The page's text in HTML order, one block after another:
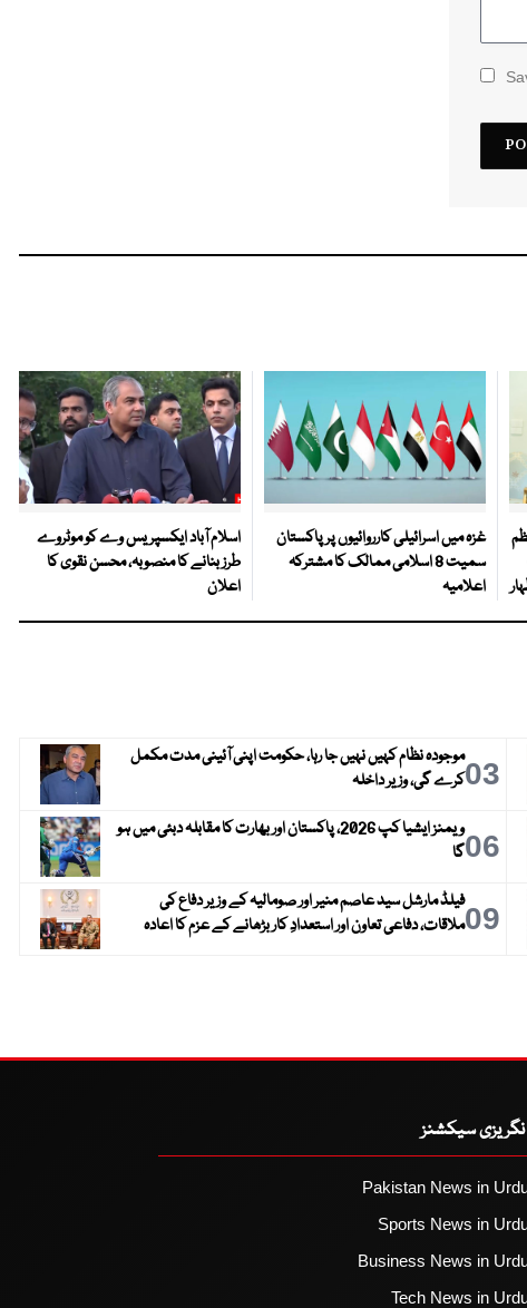
غزہ میں اسرائیلی کارروائیوں پر پاکستان
سمیت 8 اسلامی ممالک کا مشترکہ
اعلامیہ
اسلام آباد ایکسپریس وے کو موٹروے
طرز بنانے کا منصوبہ، محسن نقوی کا
اعلان
03موجودہ نظام کہیں نہیں جا رہا، حکومت اپنی آئینی مدت مکمل
کرے گی، وزیر داخلہ
06
ویمنز ایشیا کپ 2026، پاکستان اور بھارت کا مقابلہ دبئی میں ہو
گا
09فیلڈ مارشل سید عاصم منیر اور صومالیہ کے وزیر دفاع کی
ملاقات، دفاعی تعاون اور استعدادِ کار بڑھانے کے عزم کا اعادہ
سیکشنز
Pakistan News in
Sports News in
Business News in
Tech News in